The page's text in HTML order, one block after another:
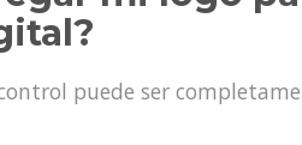
puede ser